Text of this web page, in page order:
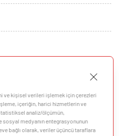
ve kişisel verileri işlemek için çerezleri
içeriğin, harici hizmetlerin ve
analiz/ölçümün,
sosyal medyanın entegrasyonunun
bağlı olarak, veriler üçüncü taraflara